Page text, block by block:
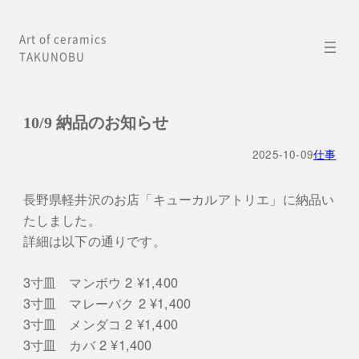
容
を
Art of ceramics
TAKUNOBU
10/9 納品のお知らせ
2025-10-09仕事
長野県軽井沢のお店「キューカルアトリエ」に納品い
たしました。
詳細は以下の通りです。
3寸皿 マンボウ 2 ¥1,400
3寸皿 マレーバク 2 ¥1,400
3寸皿 メンダコ 2 ¥1,400
3寸皿 カバ 2 ¥1,400